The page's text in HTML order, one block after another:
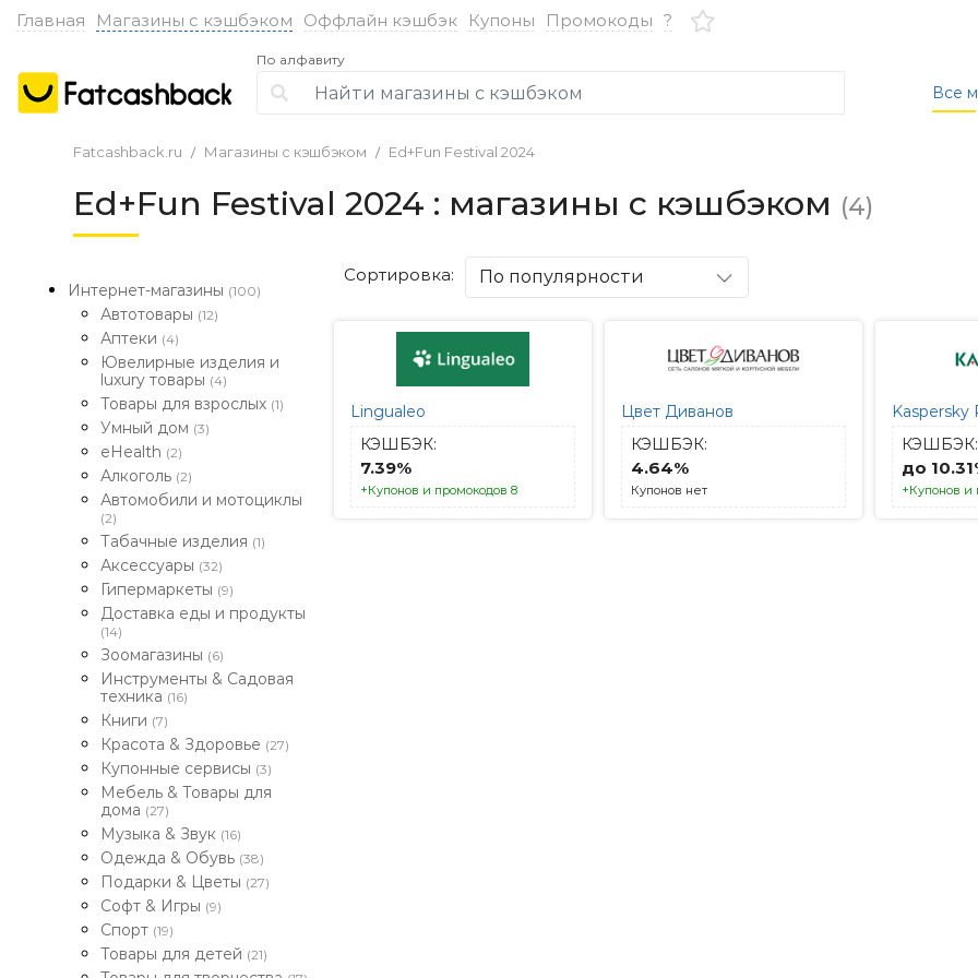
Главная Магазины с кэшбэком Оффлайн кэшбэк Купоны Промокоды ?
По алфавиту
Все
Fatcashback.ru Магазины с кэшбэком Ed+Fun Festival 2024
Ed+Fun Festival 2024 : магазины с кэшбэком (4)
Интернет-магазины (100)
Автотовары (12)
Аптеки (4)
Ювелирные изделия и
luxury товары (4)
Товары для взрослых (1)
Умный дом (3)
eHealth (2)
Алкоголь (2)
Автомобили и мотоциклы
(2)
Табачные изделия (1)
Аксессуары (32)
Гипермаркеты (9)
Доставка еды и продукты
(14)
Зоомагазины (6)
Инструменты & Садовая
техника (16)
Книги (7)
Красота & Здоровье (27)
Купонные сервисы (3)
Мебель & Товары для
дома (27)
Музыка & Звук (16)
Одежда & Обувь (38)
Подарки & Цветы (27)
Софт & Игры (9)
Спорт (19)
Товары для детей (21)
Сортировка: По популярности
Lingualeo
КЭШБЭК:
7.39%
+Купонов и промокодов 8
Цвет Диванов
КЭШБЭК:
4.64%
Купонов нет
Kaspersky
КЭШБЭК:
до
+Купонов и